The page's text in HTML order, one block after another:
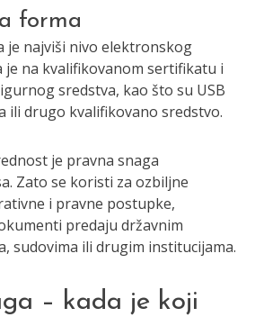
forma
je najviši nivo elektronskog
je na kvalifikovanom sertifikatu i
sredstva, kao što su USB
ili drugo kvalifikovano sredstvo.
je pravna snaga
Zato se koristi za ozbiljne
i pravne postupke,
predaju državnim
sudovima ili drugim institucijama.
– kada je koji